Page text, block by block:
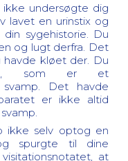
undersøgte dig
lavet en urinstix og
sygehistorie. Du
og lugt derfra. Det
havde kløet der. Du
som er et
Det havde
er ikke altid
ikke selv optog en
spurgte til dine
at